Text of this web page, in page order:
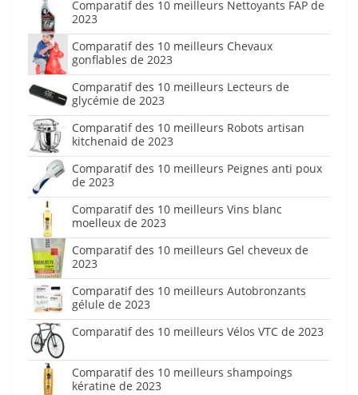
Comparatif des 10 meilleurs Nettoyants FAP de
2023
Comparatif des 10 meilleurs Chevaux
gonflables de 2023
Comparatif des 10 meilleurs Lecteurs de
glycémie de 2023
Comparatif des 10 meilleurs Robots artisan
kitchenaid de 2023
Comparatif des 10 meilleurs Peignes anti poux
de 2023
Comparatif des 10 meilleurs Vins blanc
moelleux de 2023
Comparatif des 10 meilleurs Gel cheveux de
2023
Comparatif des 10 meilleurs Autobronzants
gélule de 2023
Comparatif des 10 meilleurs Vélos VTC de 2023
Comparatif des 10 meilleurs shampoings
kératine de 2023